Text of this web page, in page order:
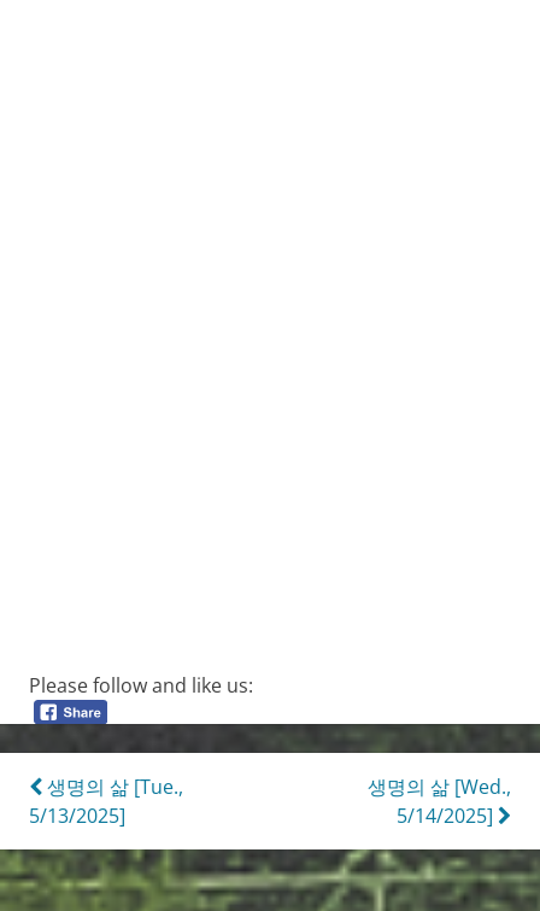
Please follow and like us:
Post
navigation
생명의 삶 [Tue.,
5/13/2025]
생명의 삶 [Wed.,
5/14/2025]